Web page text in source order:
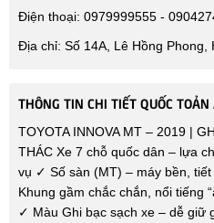
Điện thoại: 0979999555 -
Địa chỉ: Số 14A, Lê Hồng Phong,
THÔNG TIN CHI TIẾT QUỐC TOẢN
TOYOTA INNOVA MT – 2019 |
THÁC Xe 7 chỗ quốc dân – lựa
vụ ✓ Số sàn (MT) – máy bền,
Khung gầm chắc chắn, nổi tiếng
✓ Màu Ghi bạc sạch xe – dễ giữ